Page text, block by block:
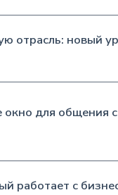
отрасль: новый
для общения
работает с